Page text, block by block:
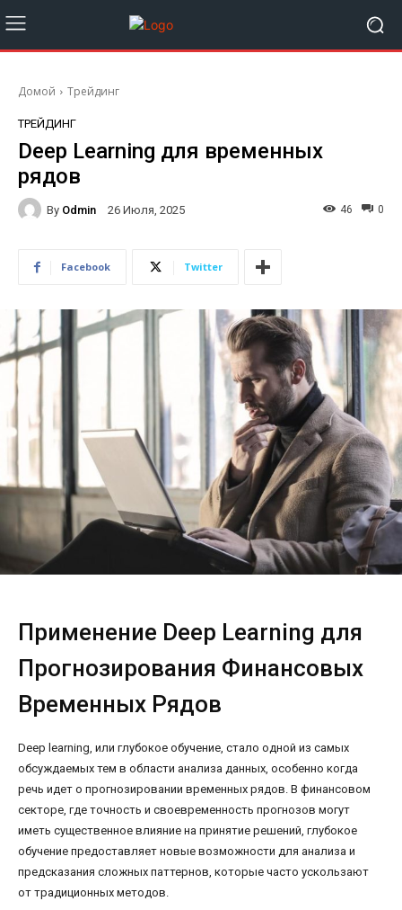
Домой Трейдинг
ТРЕЙДИНГ
Deep Learning для временных
рядов
By Odmin 26 Июля, 2025 0
46
Facebook Twitter
Применение Deep Learning для
Прогнозирования Финансовых
Временных Рядов
Deep learning, или глубокое обучение, стало одной из самых
обсуждаемых тем в области анализа данных, особенно когда
речь идет о прогнозировании временных рядов. В финансовом
секторе, где точность и своевременность прогнозов могут
иметь существенное влияние на принятие решений, глубокое
обучение предоставляет новые возможности для анализа и
предсказания сложных паттернов, которые часто ускользают
от традиционных методов.